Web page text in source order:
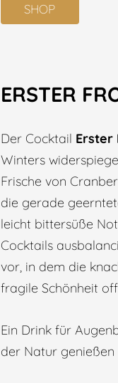
SHOP
ERSTER
Der Cocktail Erster
Winters
Frische von
die gerade
leicht bittersüße
Cocktails
vor, in dem die
fragile Schönheit
Ein Drink für
der Natur genießen